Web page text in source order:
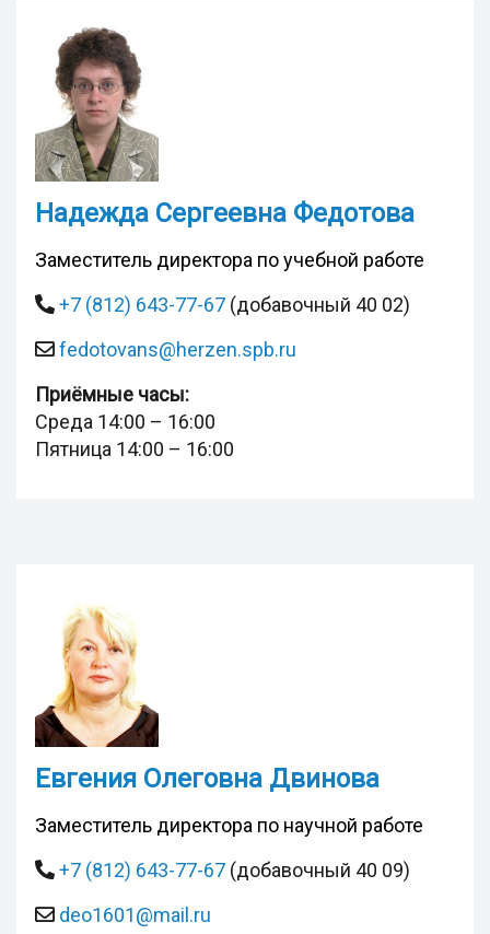
Надежда Сергеевна Федотова
Заместитель директора по учебной работе
+7 (812) 643-77-67 (добавочный 40 02)
fedotovans@herzen.spb.ru
Приёмные часы:
Среда 14:00 – 16:00
Пятница 14:00 – 16:00
Евгения Олеговна Двинова
Заместитель директора по научной работе
+7 (812) 643-77-67 (добавочный 40 09)
deo1601@mail.ru